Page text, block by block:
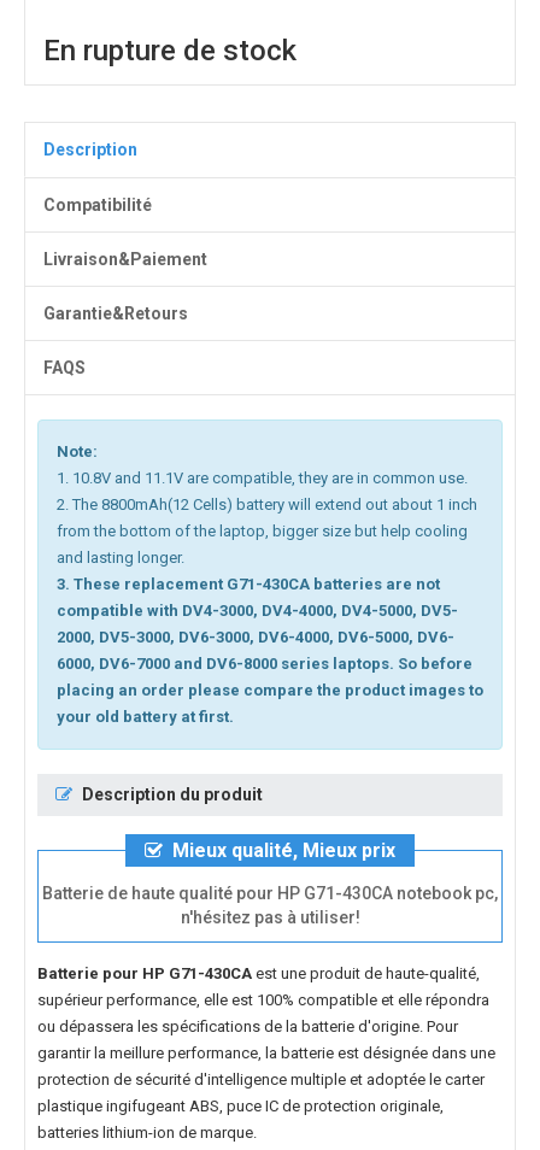
En rupture de stock
Description
Compatibilité
Livraison&Paiement
Garantie&Retours
FAQS
Note:
1. 10.8V and 11.1V are compatible, they are in common use.
2. The 8800mAh(12 Cells) battery will extend out about 1 inch
from the bottom of the laptop, bigger size but help cooling
and lasting longer.
3. These replacement G71-430CA batteries are not
compatible with DV4-3000, DV4-4000, DV4-5000, DV5-
2000, DV5-3000, DV6-3000, DV6-4000, DV6-5000, DV6-
6000, DV6-7000 and DV6-8000 series laptops. So before
placing an order please compare the product images to
your old battery at first.
Description du produit
Mieux qualité, Mieux prix
Batterie de haute qualité pour HP G71-430CA notebook pc,
n'hésitez pas à utiliser!
Batterie pour HP G71-430CA est une produit de haute-qualité,
supérieur performance, elle est 100% compatible et elle répondra
ou dépassera les spécifications de la batterie d'origine. Pour
garantir la meillure performance, la batterie est désignée dans une
protection de sécurité d'intelligence multiple et adoptée le carter
plastique ingifugeant ABS, puce IC de protection originale,
batteries lithium-ion de marque.